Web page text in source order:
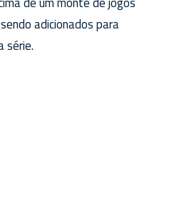
adicionados para
série.